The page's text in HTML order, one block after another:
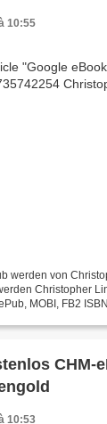
10:55
werden von
Christopher
MOBI, FB2
CHM-
10:53